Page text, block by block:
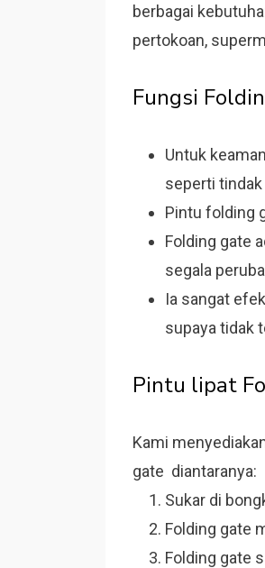
berbagai
pertokoan,
Fungsi
Untuk
seperti
Pintu folding
Folding gate
segala
Ia sangat
supaya tidak
Pintu lipat
Kami
gate diantaranya:
Sukar di
Folding gate
Folding gate